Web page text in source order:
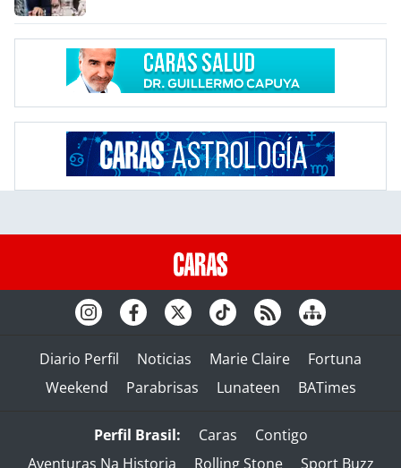
Diario Perfil Noticias Marie Claire
Fortuna
Weekend
Parabrisas Lunateen BATimes
Perfil Brasil: Caras
Contigo
Aventuras Na Historia
Rolling Stone Sport Buzz